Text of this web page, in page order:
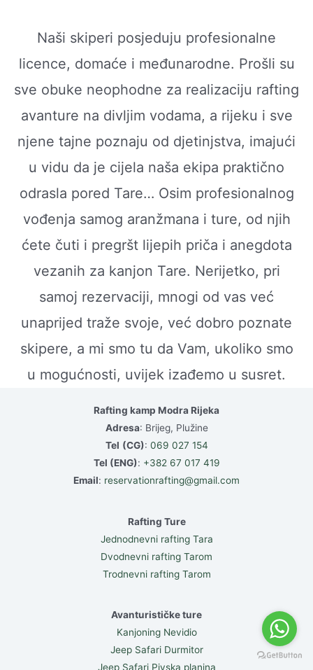
Naši skiperi posjeduju profesionalne
licence, domaće i međunarodne. Prošli su
sve obuke neophodne za realizaciju rafting
avanture na divljim vodama, a rijeku i sve
njene tajne poznaju od djetinjstva, imajući
u vidu da je cijela naša ekipa praktično
odrasla pored Tare… Osim profesionalnog
vođenja samog aranžmana i ture, od njih
ćete čuti i pregršt lijepih priča i anegdota
vezanih za kanjon Tare. Nerijetko, pri
samoj rezervaciji, mnogi od vas već
unaprijed traže svoje, već dobro poznate
skipere, a mi smo tu da Vam, ukoliko smo
u mogućnosti, uvijek izađemo u susret.
Rafting kamp Modra Rijeka
Adresa: Brijeg, Plužine
Tel (CG): 069 027 154
Tel (ENG): +382 67 017 419
Email: reservationrafting@gmail.com
Rafting Ture
Jednodnevni rafting Tara
Dvodnevni rafting Tarom
Trodnevni rafting Tarom
Avanturističke ture
Kanjoning Nevidio
Jeep Safari Durmitor
Jeep Safari Pivska planina